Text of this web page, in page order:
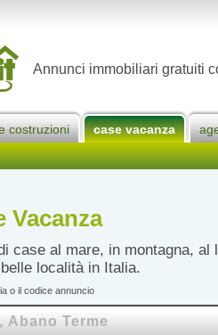
Annunci immobiliari gratuiti
costruzioni case vacanza
Vacanza
case al mare, in montagna, al
località in Italia.
o il codice annuncio